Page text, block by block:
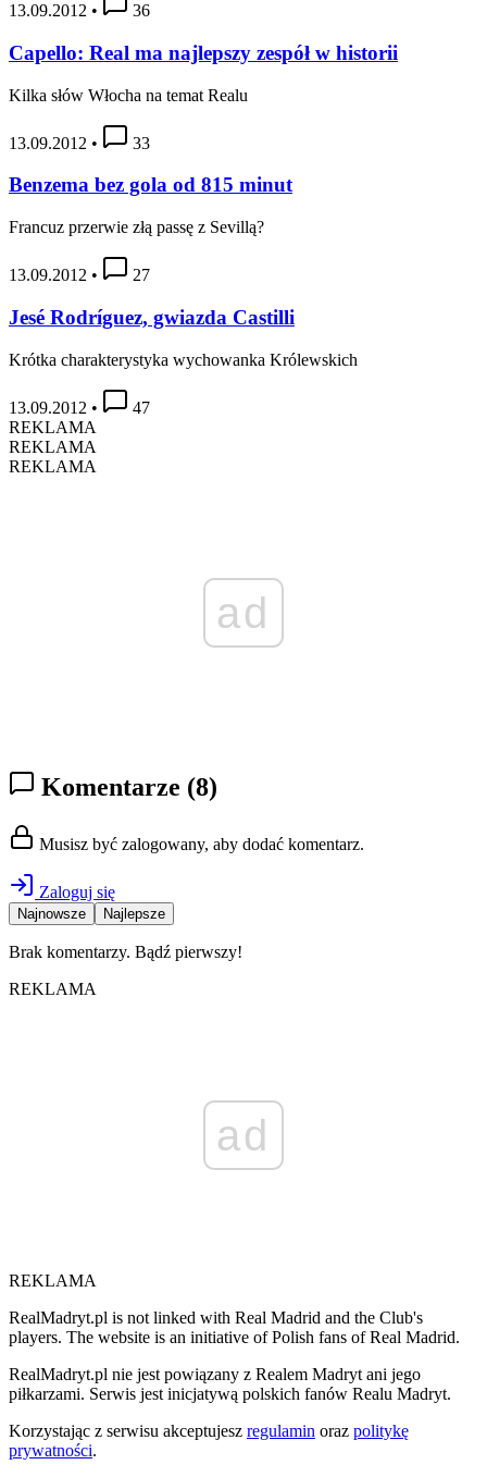
13.09.2012 • 36
Capello: Real ma najlepszy zespół w historii
Kilka słów Włocha na temat Realu
13.09.2012 • 33
Benzema bez gola od 815 minut
Francuz przerwie złą passę z Sevillą?
13.09.2012 • 27
Jesé Rodríguez, gwiazda Castilli
Krótka charakterystyka wychowanka Królewskich
13.09.2012 •
47
REKLAMA
REKLAMA
REKLAMA
ad
Komentarze (8)
Musisz być zalogowany, aby dodać komentarz.
Zaloguj się
Najnowsze Najlepsze
Brak komentarzy. Bądź pierwszy!
REKLAMA
ad
REKLAMA
RealMadryt.pl is not linked with Real Madrid and the Club's
players. The website is an initiative of Polish fans of Real Madrid.
RealMadryt.pl nie jest powiązany z Realem Madryt ani jego
piłkarzami. Serwis jest inicjatywą polskich fanów Realu Madryt.
Korzystając z serwisu akceptujesz regulamin oraz politykę
prywatności.